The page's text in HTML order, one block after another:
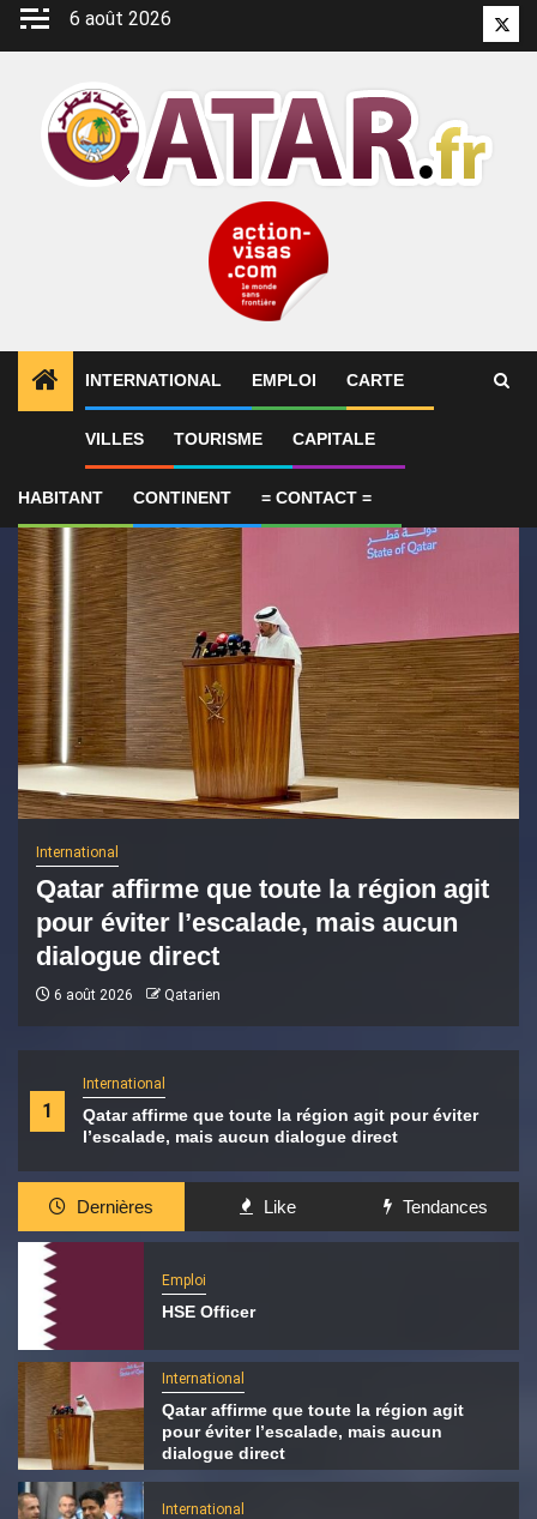
Aller
6 août 2026
INTERNATIONAL EMPLOI CARTE
VILLES TOURISME CAPITALE
HABITANT CONTINENT = CONTACT =
ALERTES INFO 1 Qatar affirme que toute la
1
International
Qatar affirme que toute la région agit pour éviter
l’escalade, mais aucun dialogue direct
International
Qatar affirme que toute la région agit
pour éviter l’escalade, mais aucun
dialogue direct
6 août 2026 Qatarien
Dernières Like Tendances
Emploi
HSE Officer
International
Qatar affirme que toute la région agit
pour éviter l’escalade, mais aucun
dialogue direct
International